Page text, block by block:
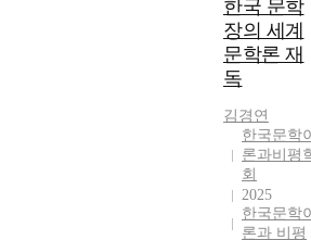
한국 문학
장의 세계
문학론 재
독
김경연
한국문학
론과비평
회
2025
한국문학
론과 비평